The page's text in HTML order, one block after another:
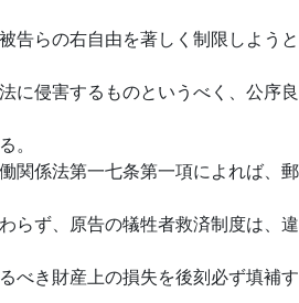
告らの右自由を著しく制限しようと
に侵害するものというべく、公序良
。
関係法第一七条第一項によれば、郵
らず、原告の犠牲者救済制度は、違
べき財産上の損失を後刻必ず填補す